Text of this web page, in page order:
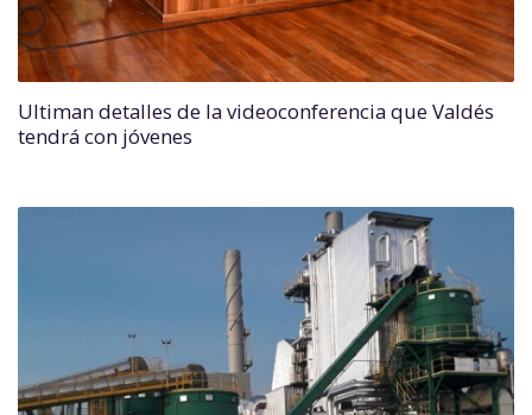
Ultiman detalles de la videoconferencia que Valdés
tendrá con jóvenes